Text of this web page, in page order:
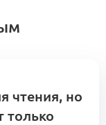
чтения, но
только